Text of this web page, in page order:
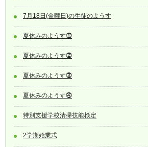
7月18日(金曜日)の生徒のようす
夏休みのようす⓵
夏休みのようす⓶
夏休みのようす⓷
夏休みのようす⓸
特別支援学校清掃技能検定
2学期始業式